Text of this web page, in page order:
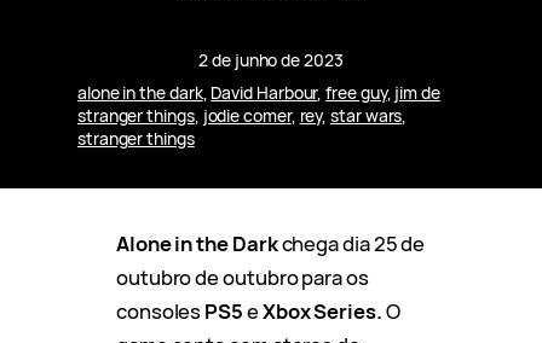
2 de junho de 2023
alone in the dark, David Harbour, free guy, jim de
stranger things, jodie comer, rey, star wars
stranger things
Alone in the Darkchega dia 25 de
outubro de outubro para os
consolesPS5eXbox Series.O